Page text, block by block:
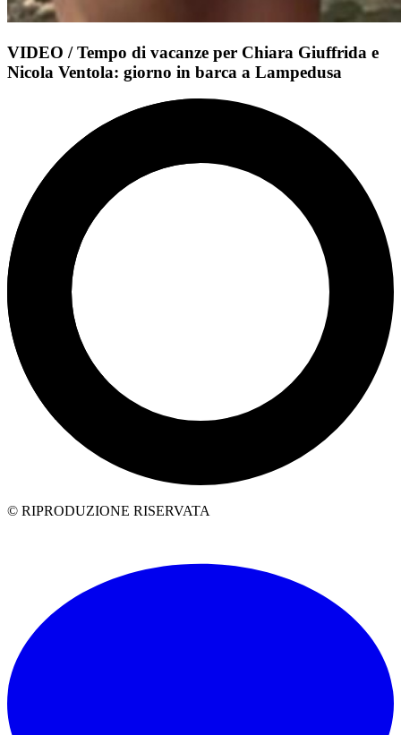
VIDEO / Tempo di vacanze per Chiara Giuffrida e
Nicola Ventola: giorno in barca a Lampedusa
© RIPRODUZIONE RISERVATA